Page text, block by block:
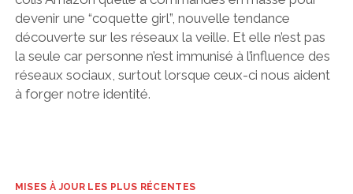
devenir une “coquette girl”, nouvelle tendance
découverte sur les réseaux la veille. Et elle n’est pas
la seule car personne n’est immunisé à l’influence des
réseaux sociaux, surtout lorsque ceux-ci nous aident
à forger notre identité.
MISES À JOUR LES PLUS RÉCENTES